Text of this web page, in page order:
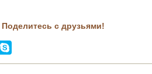
с друзьями!